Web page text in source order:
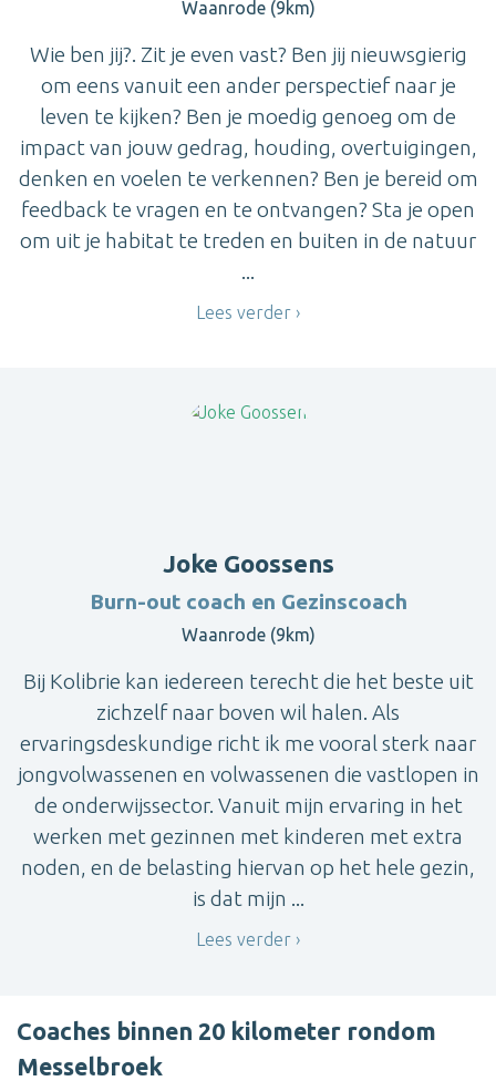
Waanrode (9km)
Wie ben jij?. Zit je even vast? Ben jij nieuwsgierig
om eens vanuit een ander perspectief naar je
leven te kijken? Ben je moedig genoeg om de
impact van jouw gedrag, houding, overtuigingen,
denken en voelen te verkennen? Ben je bereid om
feedback te vragen en te ontvangen? Sta je open
om uit je habitat te treden en buiten in de natuur
...
Lees verder
Joke Goossens
Burn-out coach en Gezinscoach
Waanrode (9km)
Bij Kolibrie kan iedereen terecht die het beste uit
zichzelf naar boven wil halen. Als
ervaringsdeskundige richt ik me vooral sterk naar
jongvolwassenen en volwassenen die vastlopen in
de onderwijssector. Vanuit mijn ervaring in het
werken met gezinnen met kinderen met extra
noden, en de belasting hiervan op het hele gezin,
is dat mijn ...
Lees verder
Coaches binnen 20 kilometer rondom
Messelbroek